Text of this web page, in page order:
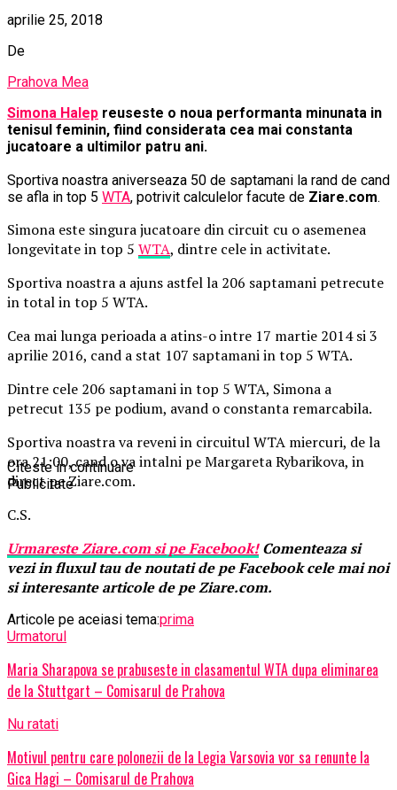
aprilie 25, 2018
De
Prahova Mea
Simona Halep reuseste o noua performanta minunata in
tenisul feminin, fiind considerata cea mai constanta
jucatoare a ultimilor patru ani.
Sportiva noastra aniverseaza 50 de saptamani la rand de cand
se afla in top 5 WTA, potrivit calculelor facute de Ziare.com.
Simona este singura jucatoare din circuit cu o asemenea
longevitate in top 5 WTA, dintre cele in activitate.
Sportiva noastra a ajuns astfel la 206 saptamani petrecute
in total in top 5 WTA.
Cea mai lunga perioada a atins-o intre 17 martie 2014 si 3
aprilie 2016, cand a stat 107 saptamani in top 5 WTA.
Dintre cele 206 saptamani in top 5 WTA, Simona a
petrecut 135 pe podium, avand o constanta remarcabila.
Sportiva noastra va reveni in circuitul WTA miercuri, de la
ora 21:00, cand o va intalni pe Margareta Rybarikova, in
direct pe Ziare.com.
C.S.
UrmaresteZiare.comsi pe Facebook!Comenteaza si
vezi in fluxul tau de noutati de pe Facebook cele mai noi
si interesante articole de pe Ziare.com.
Articole pe aceiasi tema:prima
Urmatorul
Maria Sharapova se prabuseste in clasamentul WTA dupa eliminarea
de la Stuttgart – Comisarul de Prahova
Nu ratati
Motivul pentru care polonezii de la Legia Varsovia vor sa renunte la
Gica Hagi – Comisarul de Prahova
Citeste in continuare
Publicitate